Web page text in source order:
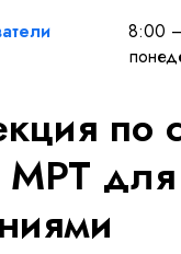
8:00
по
для